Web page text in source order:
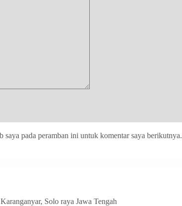
saya pada peramban ini untuk komentar saya berikutnya.
Solo raya Jawa Tengah